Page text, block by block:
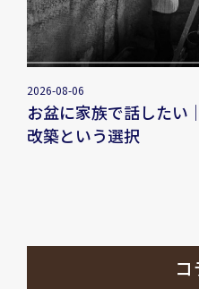
2026-08-06
お盆に家族で話したい
改築という選択
コ